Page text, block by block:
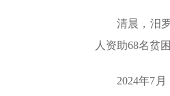
清晨，汨
人资助68名贫
2024年7